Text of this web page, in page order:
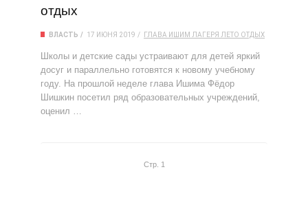
отдых
ВЛАСТЬ 17 ИЮНЯ 2019 ГЛАВА ИШИМ ЛАГЕРЯ ЛЕТО ОТДЫХ
Школы и детские сады устраивают для детей яркий
досуг и параллельно готовятся к новому учебному
году. На прошлой неделе глава Ишима Фёдор
Шишкин посетил ряд образовательных учреждений,
оценил …
Стр. 1